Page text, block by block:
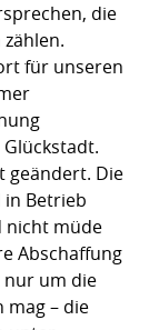
die
für unseren
geändert. Die
Betrieb
nicht müde
Abschaffung
nur um die
mag – die